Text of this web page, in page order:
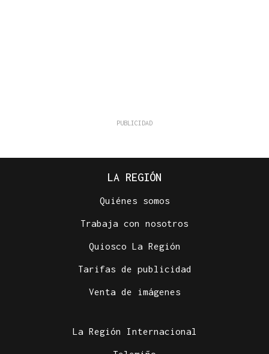
LA REGIÓN
Quiénes somos
Trabaja con nosotros
Quiosco La Región
Tarifas de publicidad
Venta de imágenes
La Región Internacional